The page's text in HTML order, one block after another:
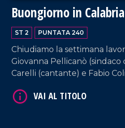
Buongiorno in Calabria
ST 2 PUNTATA 240
Chiudiamo la settimana
Giovanna Pellicanò (sindaco
Carelli (cantante) e Fabio
da non perdere.